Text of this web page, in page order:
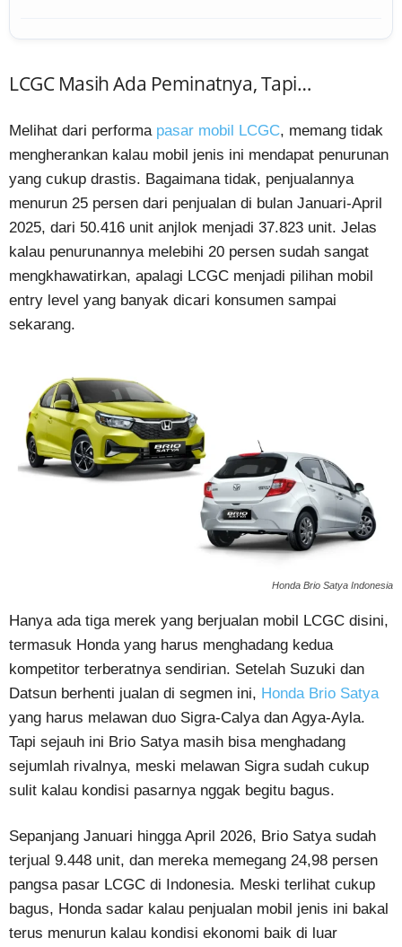
LCGC Masih Ada Peminatnya, Tapi…
Melihat dari performa pasar mobil LCGC, memang tidak
mengherankan kalau mobil jenis ini mendapat penurunan
yang cukup drastis. Bagaimana tidak, penjualannya
menurun 25 persen dari penjualan di bulan Januari-April
2025, dari 50.416 unit anjlok menjadi 37.823 unit. Jelas
kalau penurunannya melebihi 20 persen sudah sangat
mengkhawatirkan, apalagi LCGC menjadi pilihan mobil
entry level yang banyak dicari konsumen sampai
sekarang.
Honda Brio Satya Indonesia
Hanya ada tiga merek yang berjualan mobil LCGC disini,
termasuk Honda yang harus menghadang kedua
kompetitor terberatnya sendirian. Setelah Suzuki dan
Datsun berhenti jualan di segmen ini, Honda Brio Satya
yang harus melawan duo Sigra-Calya dan Agya-Ayla.
Tapi sejauh ini Brio Satya masih bisa menghadang
sejumlah rivalnya, meski melawan Sigra sudah cukup
sulit kalau kondisi pasarnya nggak begitu bagus.
Sepanjang Januari hingga April 2026, Brio Satya sudah
terjual 9.448 unit, dan mereka memegang 24,98 persen
pangsa pasar LCGC di Indonesia. Meski terlihat cukup
bagus, Honda sadar kalau penjualan mobil jenis ini bakal
terus menurun kalau kondisi ekonomi baik di luar